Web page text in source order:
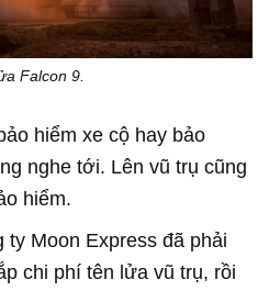
Falcon 9.
hiểm xe cộ hay bảo
nghe tới. Lên vũ trụ cũng
hiểm.
ty Moon Express đã phải
chi phí tên lửa vũ trụ, rồi